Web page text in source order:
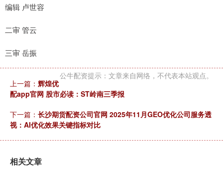
编辑 卢世容
二审 管云
三审 岳振
公牛配资提示：文章来自网络，不代表本站观点。
上一篇： 辉煌优
配app官网 股市必读：ST岭南三季报
下一篇： 长沙期货配资公司官网 2025年11月GEO优化公司服务透
视：AI优化效果关键指标对比
相关文章